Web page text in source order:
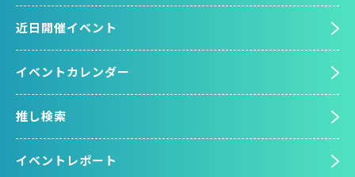
近日開催イベント
イベントカレンダー
推し検索
イベントレポート